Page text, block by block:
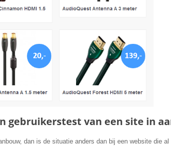
gebruikerstest van een site in
dan is de situatie anders dan bij een website die